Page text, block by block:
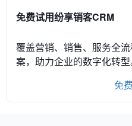
免费试用纷享销客CRM
覆盖营销、销售、服务全
案，助力企业的数字化转型
免